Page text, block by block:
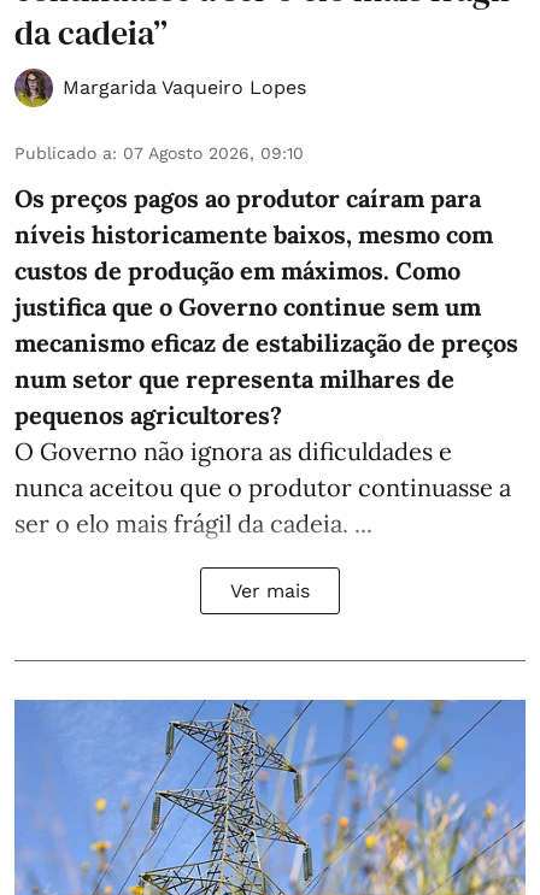
da cadeia”
Margarida Vaqueiro Lopes
Publicado a: 07 Agosto 2026, 09:10
Os preços pagos ao produtor caíram para
níveis historicamente baixos, mesmo com
custos de produção em máximos. Como
justifica que o Governo continue sem um
mecanismo eficaz de estabilização de preços
num setor que representa milhares de
pequenos agricultores?
O Governo não ignora as dificuldades e
nunca aceitou que o produtor continuasse a
ser o elo mais frágil da cadeia. ...
Ver mais